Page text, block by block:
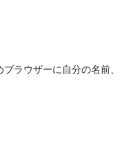
ラウザーに自分の名前